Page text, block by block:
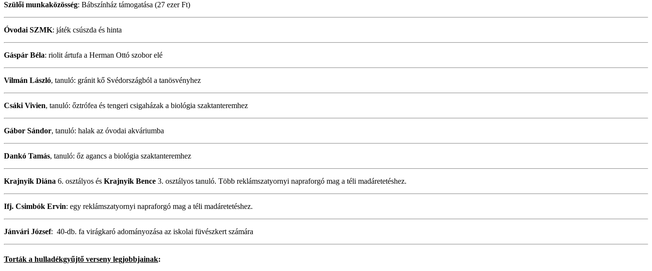
Szülői munkaközösség: Bábszínház támogatása (27 ezer Ft)
Óvodai SZMK: játék csúszda és hinta
Gáspár Béla: riolit ártufa a Herman Ottó szobor elé
Vilmán László, tanuló: gránit kő Svédországból a tanösvényhez
Csáki Vivien, tanuló: őztrófea és tengeri csigaházak a biológia szaktanteremhez
Gábor Sándor, tanuló: halak az óvodai akváriumba
Dankó Tamás, tanuló: őz agancs a biológia szaktanteremhez
Krajnyik Diána 6. osztályos és Krajnyik Bence 3. osztályos tanuló. Több reklámszatyornyi napraforgó mag a téli madáretetéshez.
Ifj. Csimbók Ervin: egy reklámszatyornyi napraforgó mag a téli madáretetéshez.
Jánvári József: 40-db. fa virágkaró adományozása az iskolai füvészkert számára
Torták a hulladékgyűjtő verseny legjobbjainak: